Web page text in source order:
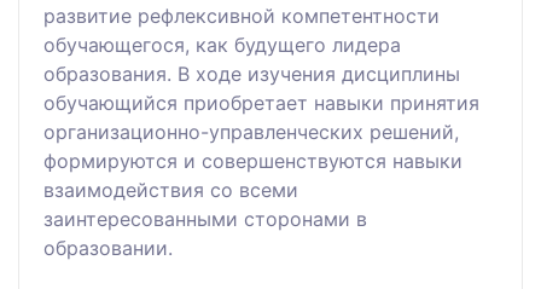
развитие рефлексивной компетентности
обучающегося, как будущего лидера
образования. В ходе изучения дисциплины
обучающийся приобретает навыки принятия
организационно-управленческих решений,
формируются и совершенствуются навыки
взаимодействия со всеми
заинтересованными сторонами в
образовании.